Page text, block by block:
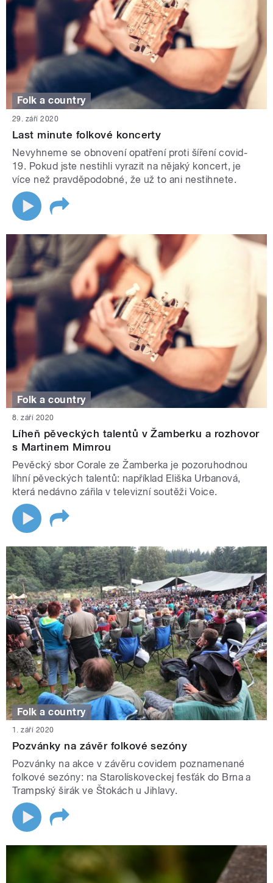
Folk a country
29. září 2020
Last minute folkové koncerty
Nevyhneme se obnovení opatření proti šíření covid-
19. Pokud jste nestihli vyrazit na nějaký koncert, je
více než pravděpodobné, že už to ani nestihnete.
Folk a country
8. září 2020
Líheň pěveckých talentů v Žamberku a rozhovor
s Martinem Mimrou
Pevěcký sbor Corale ze Žamberka je pozoruhodnou
líhní pěveckých talentů: například Eliška Urbanová,
která nedávno zářila v televizní soutěži Voice.
Folk a country
1. září 2020
Pozvánky na závěr folkové sezóny
Pozvánky na akce v závěru covidem poznamenané
folkové sezóny: na Starolískoveckej fesťák do Brna a
Trampský širák ve Štokách u Jihlavy.